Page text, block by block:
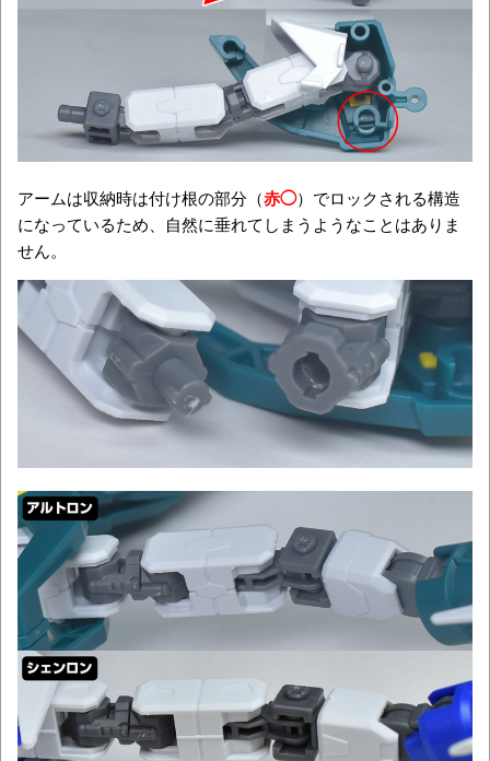
アームは収納時は付け根の部分（赤◯）でロックされる構造
になっているため、自然に垂れてしまうようなことはありま
せん。